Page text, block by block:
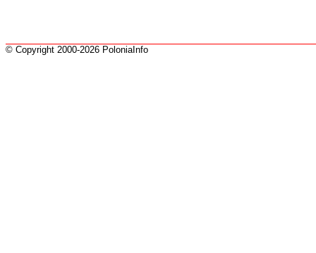
© Copyright 2000-2026 PoloniaInfo